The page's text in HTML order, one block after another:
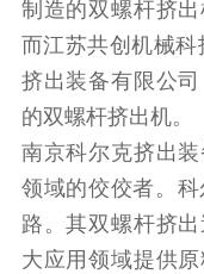
制造的双螺杆挤
而江苏共创机械
挤出装备有限公
的双螺杆挤出机。
南京科尔克挤出
领域的佼佼者。
路。其双螺杆挤
大应用领域提供